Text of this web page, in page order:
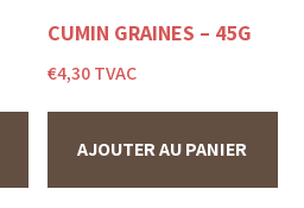
CUMIN GRAINES – 45G
€4,30TVAC
AJOUTER AU PANIER